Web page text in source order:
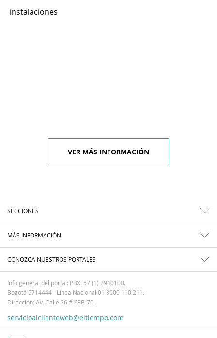
instalaciones
VER MÁS INFORMACIÓN
SECCIONES
MÁS INFORMACIÓN
CONOZCA NUESTROS PORTALES
Info general del portal: PBX: 57 (1) 2940100.
Bogotá 5714444 - Línea Nacional 01 8000 110 211.
Dirección: Av. Calle 26 # 68B-70.
servicioalclienteweb@eltiempo.com